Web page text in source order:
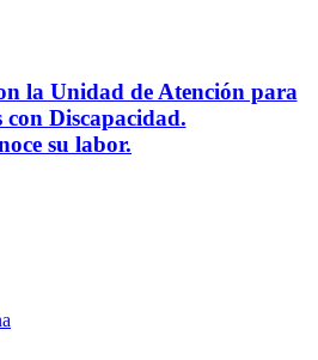
la Unidad de Atención para
con Discapacidad.
su labor.